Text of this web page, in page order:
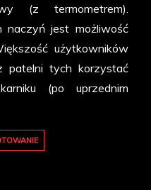
(z termometrem).
naczyń jest możliwość
użytkowników
patelni tych korzystać
(po uprzednim